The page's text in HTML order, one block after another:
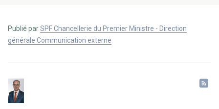
Publié parSPF Chancellerie du Premier Ministre - Direction
générale Communication externe